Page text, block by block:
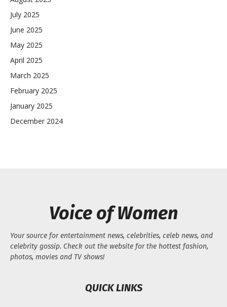
July 2025
June 2025
May 2025
April 2025
March 2025
February 2025
January 2025
December 2024
Voice of Women
Your source for entertainment news, celebrities, celeb news, and
celebrity gossip. Check out the website for the hottest fashion,
photos, movies and TV shows!
QUICK LINKS